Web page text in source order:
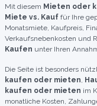
Mit diesem Mieten oder
Miete vs. Kauf für Ihre
Monatsmiete, Kaufpreis,
Verkaufsnebenkosten und
Kaufen unter Ihren
Die Seite ist besonders
kaufen oder mieten,
kaufen oder mieten im
monatliche Kosten,